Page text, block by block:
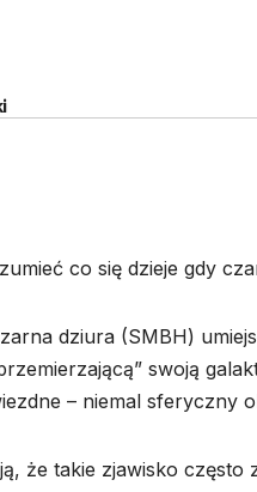
co się dzieje gdy
dziura (SMBH)
swoją
– niemal sferyczny
że takie zjawisko często